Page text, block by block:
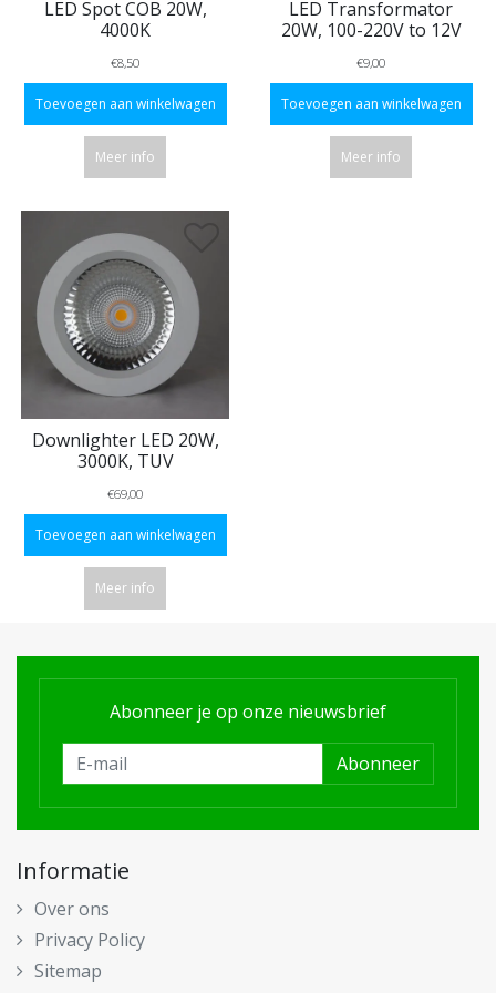
LED Spot COB 20W,
4000K
€8,50
Toevoegen aan winkelwagen
Meer info
LED Transformator
20W, 100-220V to 12V
€9,00
Toevoegen aan winkelwagen
Meer info
Downlighter LED 20W,
3000K, TUV
€69,00
Toevoegen aan winkelwagen
Meer info
Abonneer je op onze nieuwsbrief
Abonneer
Informatie
Over ons
Privacy Policy
Sitemap